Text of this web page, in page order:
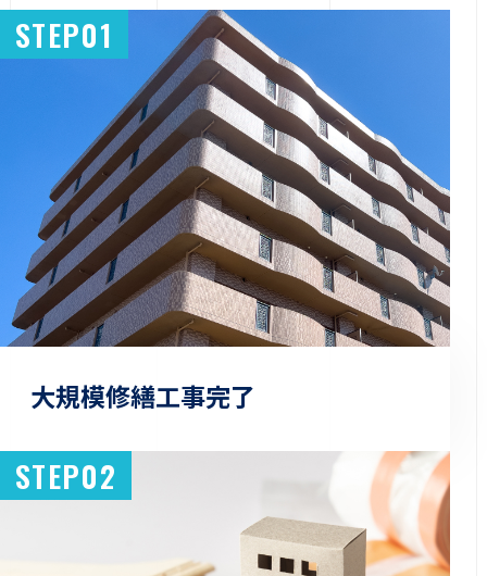
STEP01
大規模修繕工事完了
STEP02